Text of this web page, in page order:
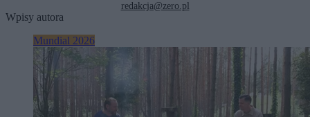
redakcja@zero.pl
Wpisy autora
Mundial 2026